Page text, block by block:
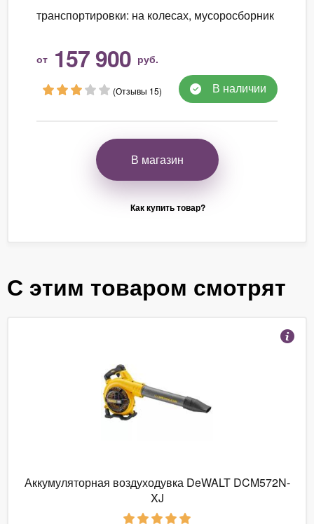
транспортировки: на колесах, мусоросборник
от 157 900 руб.
(Отзывы 15) В наличии
В магазин
Как купить товар?
С этим товаром смотрят
Аккумуляторная воздуходувка DeWALT DCM572N-
XJ